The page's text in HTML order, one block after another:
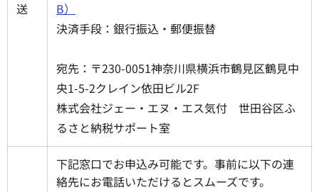
送
B）
決済手段：銀行振込・郵便振替
宛先：〒230-0051神奈川県横浜市鶴見区鶴見中
央1-5-2クレイン依田ビル2F
株式会社ジェー・エヌ・エス気付 世田谷区ふ
るさと納税サポート室
下記窓口でお申込み可能です。事前に以下の連
絡先にお電話いただけるとスムーズです。